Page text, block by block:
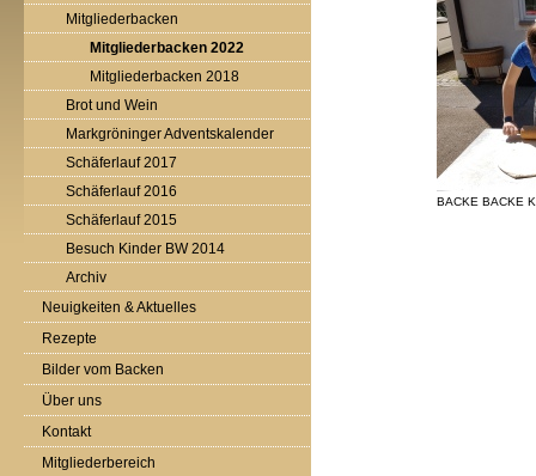
BACKE BACKE
Mitgliederbacken
Mitgliederbacken 2022
Mitgliederbacken 2018
Brot und Wein
Markgröninger Adventskalender
Schäferlauf 2017
Schäferlauf 2016
Schäferlauf 2015
Besuch Kinder BW 2014
Archiv
Neuigkeiten & Aktuelles
Rezepte
Bilder vom Backen
Über uns
Kontakt
Mitgliederbereich